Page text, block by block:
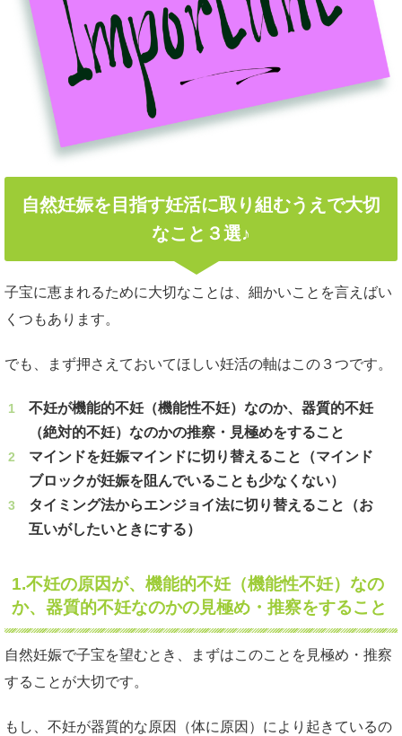
自然妊娠を目指す妊活に取り組むうえで大切
なこと３選♪
子宝に恵まれるために大切なことは、細かいことを言えばい
くつもあります。
でも、まず押さえておいてほしい妊活の軸はこの３つです。
不妊が機能的不妊（機能性不妊）なのか、器質的不妊
（絶対的不妊）なのかの推察・見極めをすること
マインドを妊娠マインドに切り替えること（マインド
ブロックが妊娠を阻んでいることも少なくない）
タイミング法からエンジョイ法に切り替えること（お
互いがしたいときにする）
1.不妊の原因が、機能的不妊（機能性不妊）なの
か、器質的不妊なのかの見極め・推察をすること
自然妊娠で子宝を望むとき、まずはこのことを見極め・推察
することが大切です。
もし、不妊が器質的な原因（体に原因）により起きているの